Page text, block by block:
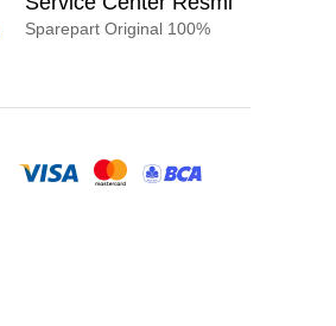
Sparepart Original 100%